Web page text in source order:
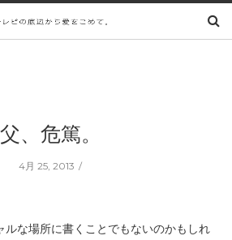
父、危篤。
4月 25, 2013
ルな場所に書くことでもないのかもしれ